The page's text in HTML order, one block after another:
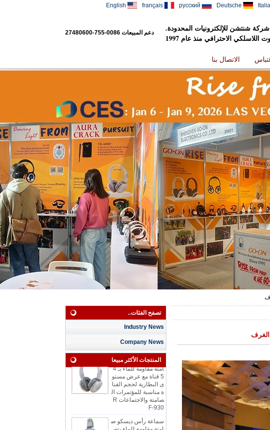
English français русский Deutsche
شركة شنتشن للإلكترونيات المحدودة.
الاحترافي منذ عام 1997
دعم المبيعات 0086-755-27480600
الاتصال بنا
تصفح الفئات..
Industry News
Company News
المنتجات الأكثر مبيعا
سماعة رأس صامتة مق
اومة للماء بثلاث قنوا
ت للجلسات الممطرة
مع شاشة LED للقناة
سماعة رأس ديسكو ص
امتة مقاومة للماء بـ 4
5 قناة مع عرض مستو
ى البطارية لحجم القنا
ة مناسبة للمؤتمرات ال
صامتة والاجتماعات R
F-930
سماعة رأس ديسكو ص
امتة مقاومة للماء بتص
الغرف